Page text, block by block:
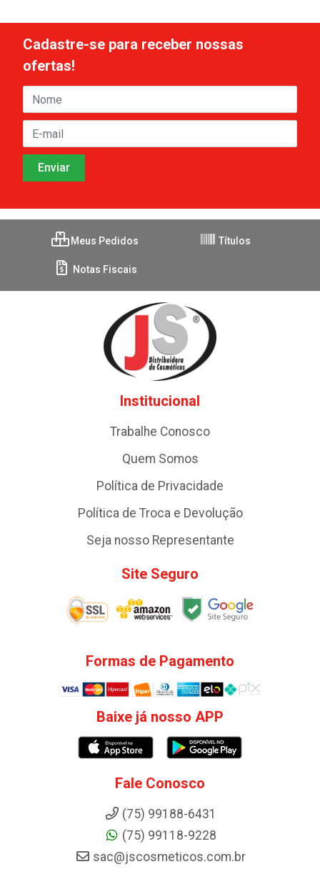
Cadastre-se para receber nossas
ofertas!
Meus Pedidos Títulos
Notas Fiscais
Institucional
Trabalhe Conosco
Quem Somos
Política de Privacidade
Política de Troca e Devolução
Seja nosso Representante
Site Seguro
Formas de Pagamento
Baixe já nosso APP
Fale Conosco
(75) 99188-6431
(75) 99118-9228
sac@jscosmeticos.com.br